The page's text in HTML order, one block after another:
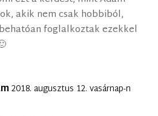
akik nem csak hobbiból,
foglalkoztak ezekkel
2018. augusztus 12. vasárnap-n